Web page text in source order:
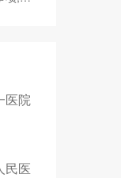
医院
民医